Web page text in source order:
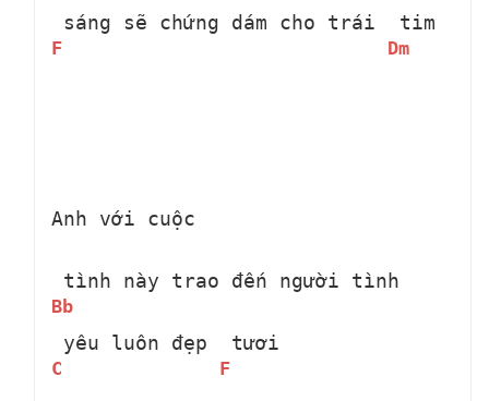
F
sáng sẽ chứng dám cho trái
Dm
tim
Anh với cuộc
Bb
tình này trao đến người tình
C
yêu luôn đẹp
F
tươi